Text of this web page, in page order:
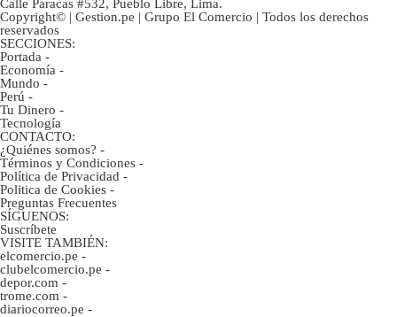
Calle Paracas #532, Pueblo Libre, Lima.
Copyright© | Gestion.pe | Grupo El Comercio | Todos los derechos
reservados
SECCIONES:
Portada -
Economía -
Mundo -
Perú -
Tu Dinero -
Tecnología
CONTACTO:
¿Quiénes somos? -
Términos y Condiciones -
Política de Privacidad -
Politica de Cookies -
Preguntas Frecuentes
SÍGUENOS:
Suscríbete
VISITE TAMBIÉN:
elcomercio.pe -
clubelcomercio.pe -
depor.com -
trome.com -
diariocorreo.pe -